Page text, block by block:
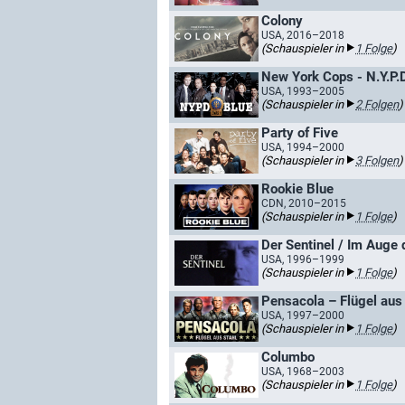
Colony
USA, 2016–2018
(Schauspieler in 1 Folge)
New York Cops -
USA, 1993–2005
(Schauspieler in 2 Folgen)
Party of Five
USA, 1994–2000
(Schauspieler in 3 Folgen)
Rookie Blue
CDN, 2010–2015
(Schauspieler in 1 Folge)
Der Sentinel / Im Auge
USA, 1996–1999
(Schauspieler in 1 Folge)
Pensacola – Flügel aus
USA, 1997–2000
(Schauspieler in 1 Folge)
Columbo
USA, 1968–2003
(Schauspieler in 1 Folge)